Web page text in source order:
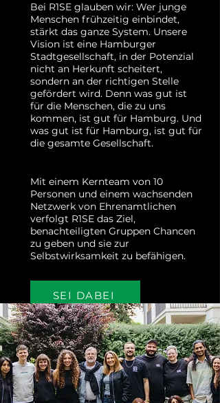
Bei R1SE glauben wir: Wer junge
Menschen frühzeitig einbindet,
stärkt das ganze System. Unsere
Vision ist eine Hamburger
Stadtgesellschaft, in der Potenzial
nicht an Herkunft scheitert,
sondern an der richtigen Stelle
gefördert wird. Denn was gut ist
für die Menschen, die zu uns
kommen, ist gut für Hamburg. Und
was gut ist für Hamburg, ist gut für
die gesamte Gesellschaft.
Mit einem Kernteam von 10
Personen und einem wachsenden
Netzwerk von Ehrenamtlichen
verfolgt R1SE das Ziel,
benachteiligten Gruppen Chancen
zu geben und sie zur
Selbstwirksamkeit zu befähigen.
SEI DABEI